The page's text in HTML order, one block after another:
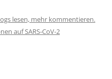
lesen, mehr kommentieren.
auf SARS-CoV-2